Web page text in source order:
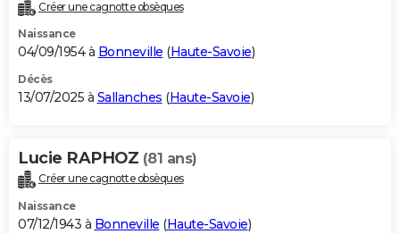
Créer une cagnotte obsèques
Naissance
04/09/1954 à Bonneville (Haute-Savoie)
Décès
13/07/2025 à Sallanches (Haute-Savoie)
Lucie RAPHOZ (81 ans)
Créer une cagnotte obsèques
Naissance
07/12/1943 à Bonneville (Haute-Savoie)